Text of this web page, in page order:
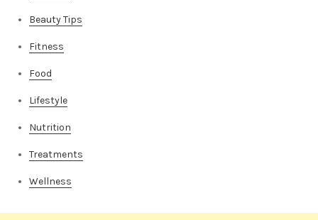
Beauty Tips
Fitness
Food
Lifestyle
Nutrition
Treatments
Wellness